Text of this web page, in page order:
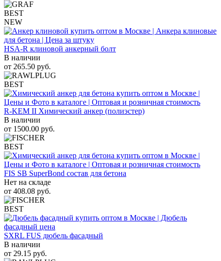
BEST
NEW
HSA-R клиновой анкерный болт
В наличии
от 265.50 руб.
BEST
R-KEM II Химический анкер (полиэстер)
В наличии
от 1500.00 руб.
BEST
FIS SB SuperBond состав для бетона
Нет на складе
от 408.08 руб.
BEST
SXRL FUS дюбель фасадный
В наличии
от 29.15 руб.